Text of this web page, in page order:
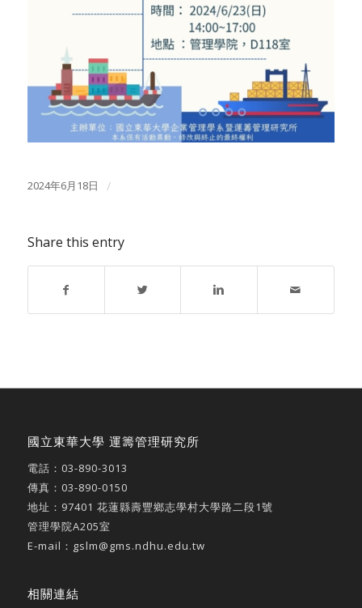
2024年6月18日 /
Share this entry
國立東華大學 運籌管理研究所
電話： 03-890-3013
傳真：03-890-0150
地址： 97401 花蓮縣壽豐鄉志學村大學路二段1號
管理學院A205室
E-mail： gslm@gms.ndhu.edu.tw
相關連結